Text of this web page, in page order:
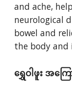
and ache,
neurological
bowel and
the body and
ရွှေဝါဖူး အကြ